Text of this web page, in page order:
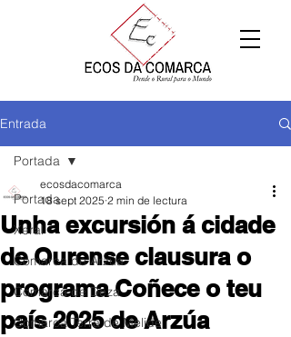
Entrada
Portada
Xeral
Comarca de Arzúa
Comarca de Deza
Comarca Terra de Melide
Portada
Unha excursión á cidade
de Ourense clausura o
programa Coñece o teu
país 2025 de Arzúa
ecosdacomarca
18 sept 2025 2 min de lectura